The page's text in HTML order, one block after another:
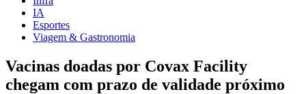
IA
Esportes
Viagem & Gastronomia
Vacinas doadas por Covax Facility
chegam com prazo de validade próximo